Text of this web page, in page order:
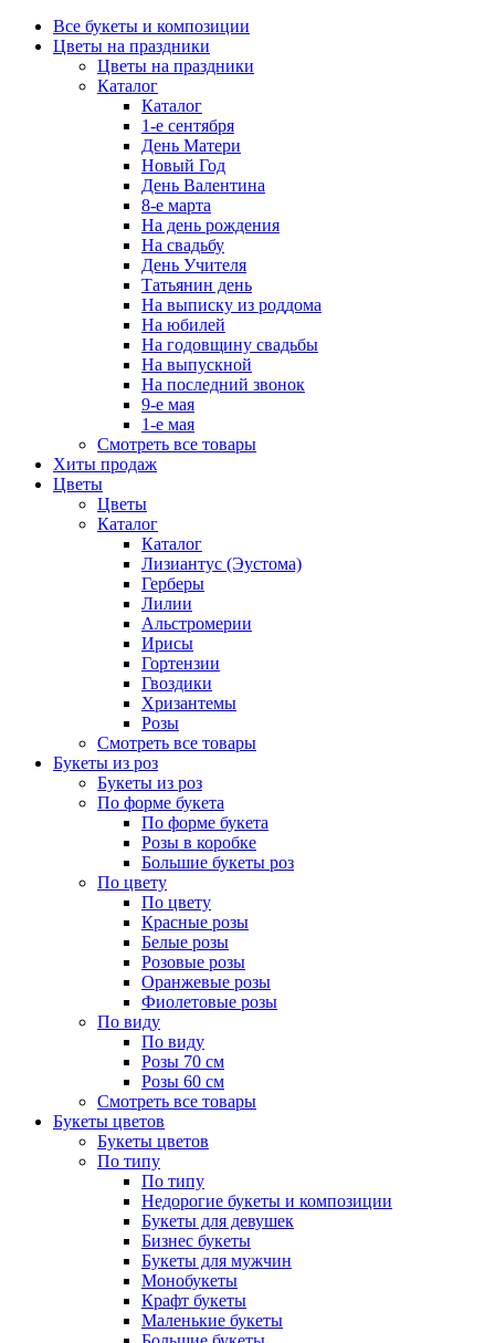
Все букеты и композиции
Цветы на праздники
Цветы на праздники
Каталог
Каталог
1-е сентября
День Матери
Новый Год
День Валентина
8-е марта
На день рождения
На свадьбу
День Учителя
Татьянин день
На выписку из роддома
На юбилей
На годовщину свадьбы
На выпускной
На последний звонок
9-е мая
1-е мая
Смотреть все товары
Хиты продаж
Цветы
Цветы
Каталог
Каталог
Лизиантус (Эустома)
Герберы
Лилии
Альстромерии
Ирисы
Гортензии
Гвоздики
Хризантемы
Розы
Смотреть все товары
Букеты из роз
Букеты из роз
По форме букета
По форме букета
Розы в коробке
Большие букеты роз
По цвету
По цвету
Красные розы
Белые розы
Розовые розы
Оранжевые розы
Фиолетовые розы
По виду
По виду
Розы 70 см
Розы 60 см
Смотреть все товары
Букеты цветов
Букеты цветов
По типу
По типу
Недорогие букеты и композиции
Букеты для девушек
Бизнес букеты
Букеты для мужчин
Монобукеты
Крафт букеты
Маленькие букеты